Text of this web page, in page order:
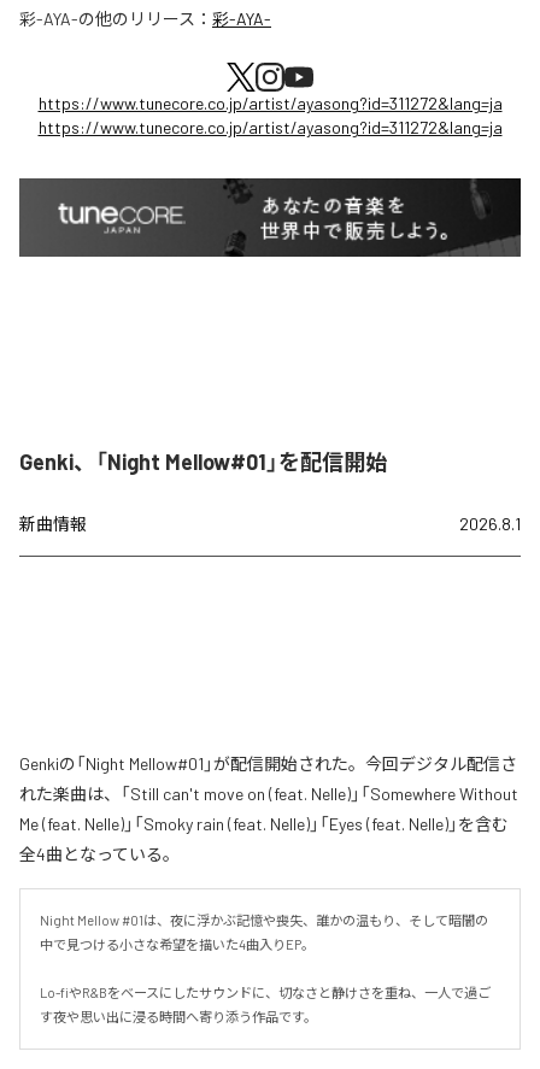
彩-AYA-の他のリリース： 彩-AYA-
https://www.tunecore.co.jp/artist/ayasong?id=311272&lang=ja
https://www.tunecore.co.jp/artist/ayasong?id=311272&lang=ja
Genki、「Night Mellow#01」を配信開始
新曲情報 2026.8.1
Genkiの「Night Mellow#01」が配信開始された。今回デジタル配信さ
れた楽曲は、「Still can't move on (feat. Nelle)」「Somewhere Without
Me (feat. Nelle)」「Smoky rain (feat. Nelle)」「Eyes (feat. Nelle)」を含む
全4曲となっている。
Night Mellow #01は、夜に浮かぶ記憶や喪失、誰かの温もり、そして暗闇の
中で見つける小さな希望を描いた4曲入りEP。
Lo-fiやR&Bをベースにしたサウンドに、切なさと静けさを重ね、一人で過ご
す夜や思い出に浸る時間へ寄り添う作品です。